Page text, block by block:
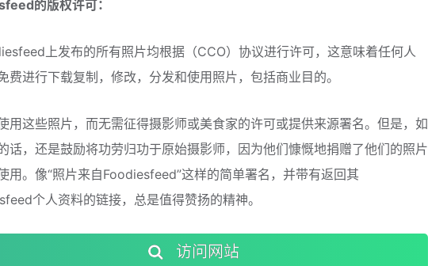
的版权许可：
上发布的所有照片均根据（CCO）协议进行许可，这意味着任何人
费进行下载复制，修改，分发和使用照片，包括商业目的。
用这些照片，而无需征得摄影师或美食家的许可或提供来源署名。但是，如
话，还是鼓励将功劳归功于原始摄影师，因为他们慷慨地捐赠了他们的照片
用。像“照片来自Foodiesfeed”这样的简单署名，并带有返回其
个人资料的链接，总是值得赞扬的精神。
访问网站